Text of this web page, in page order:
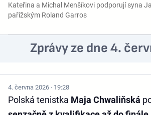
Kateřina a Michal Menšíkovi podporují syna
pařížským Roland Garros
Zprávy ze dne 4.
4. června 2026 · 19:28
Polská tenistka Maja Chwaliňská